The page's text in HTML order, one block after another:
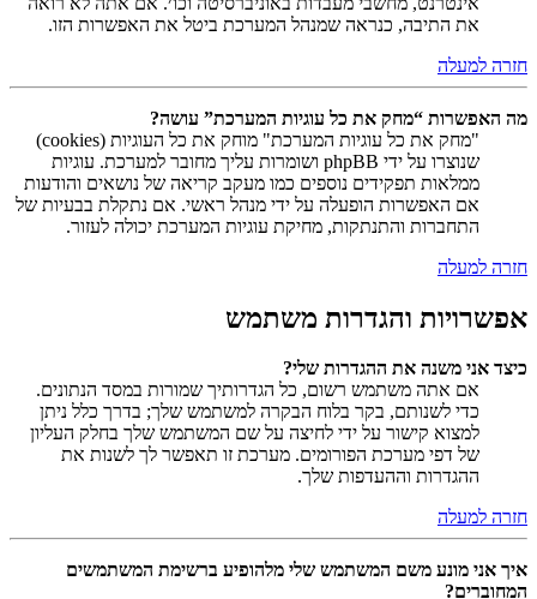
את התיבה, כנראה שמנהל המערכת ביטל את האפשרות הזו.
חזרה למעלה
מה האפשרות “מחק את כל עוגיות המערכת” עושה?
"מחק את כל עוגיות המערכת" מוחק את כל העוגיות (cookies)
שנוצרו על ידי phpBB ושומרות עליך מחובר למערכת. עוגיות
ממלאות תפקידים נוספים כמו מעקב קריאה של נושאים והודעות
אם האפשרות הופעלה על ידי מנהל ראשי. אם נתקלת בבעיות של
התחברות והתנתקות, מחיקת עוגיות המערכת יכולה לעזור.
חזרה למעלה
אפשרויות והגדרות משתמש
כיצד אני משנה את ההגדרות שלי?
אם אתה משתמש רשום, כל הגדרותיך שמורות במסד הנתונים.
כדי לשנותם, בקר בלוח הבקרה למשתמש שלך; בדרך כלל ניתן
למצוא קישור על ידי לחיצה על שם המשתמש שלך בחלק העליון
של דפי מערכת הפורומים. מערכת זו תאפשר לך לשנות את
ההגדרות וההעדפות שלך.
חזרה למעלה
איך אני מונע משם המשתמש שלי מלהופיע ברשימת המשתמשים
המחוברים?